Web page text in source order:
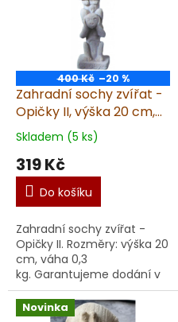
400 Kč –20 %
Zahradní sochy zvířat -
Opičky II, výška 20 cm,
0,3 kg, pískovec
Skladem (5 ks)
319 Kč
Do košíku
Zahradní sochy zvířat -
Opičky II. Rozměry: výška 20
cm, váha 0,3
kg. Garantujeme dodání v
nepoškozeném stavu.
Materiál: umělý
Novinka